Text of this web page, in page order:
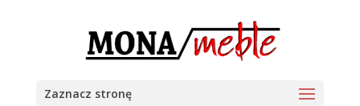
Zaznacz stronę